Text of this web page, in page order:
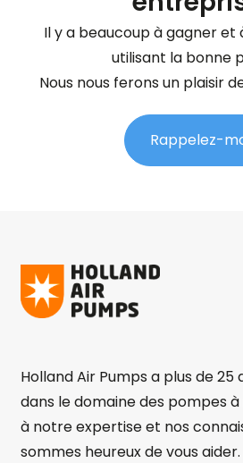
Il y a beaucoup à gagner et
utilisant la bonne
Nous nous ferons un plaisir
Rappelez-
Holland Air Pumps a plus de
dans le domaine des pompes
à notre expertise et nos
sommes heureux de vous aider.